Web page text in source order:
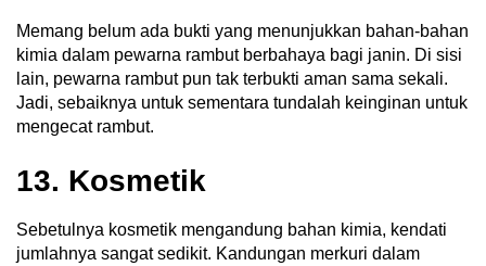
Memang belum ada bukti yang menunjukkan bahan-bahan
kimia dalam pewarna rambut berbahaya bagi janin. Di sisi
lain, pewarna rambut pun tak terbukti aman sama sekali.
Jadi, sebaiknya untuk sementara tundalah keinginan untuk
mengecat rambut.
13. Kosmetik
Sebetulnya kosmetik mengandung bahan kimia, kendati
jumlahnya sangat sedikit. Kandungan merkuri dalam